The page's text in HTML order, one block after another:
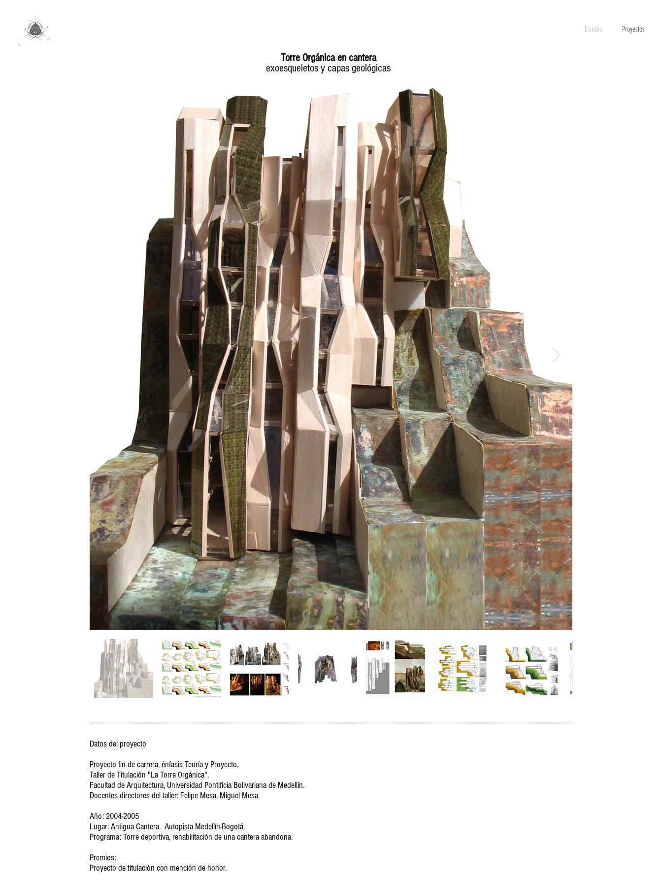
Estudio Proyectos
Torre Orgánica en cantera
exoesqueletos y capas geológicas
Datos del proyecto
Proyecto fin de carrera, énfasis Teoría y Proyecto.
Taller de Titulación "La Torre Orgánica".
Facultad de Arquitectura, Universidad Pontificia Bolivariana de Medellín.
Docentes directores del taller: Felipe Mesa, Miguel Mesa.
Año: 2004-2005
Lugar: Antigua Cantera. Autopista Medellín-Bogotá.
Programa: Torre deportiva, rehabilitación de una cantera abandona.
Premios:
Proyecto de titulación con mención de honor.